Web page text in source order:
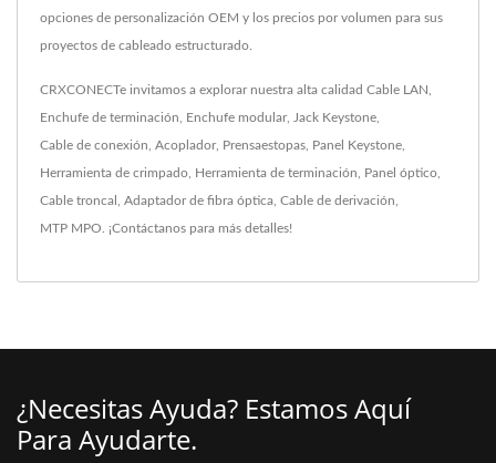
opciones de personalización OEM y los precios por volumen para sus
proyectos de cableado estructurado.
CRXCONECTe invitamos a explorar nuestra alta calidad Cable LAN
Enchufe de terminación Enchufe modular, Jack Keystone
Cable de conexión Acoplador, Prensaestopas Panel Keystone
Herramienta de crimpado Herramienta de terminación Panel óptico
Cable troncal Adaptador de fibra óptica Cable de derivación
MTP MPO ¡Contáctanos para más detalles!
¿Necesitas Ayuda? Estamos Aquí
Para Ayudarte.